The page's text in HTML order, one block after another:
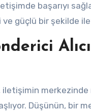
başarıyı
güçlü bir şekilde
merkezinde
Düşünün, bir